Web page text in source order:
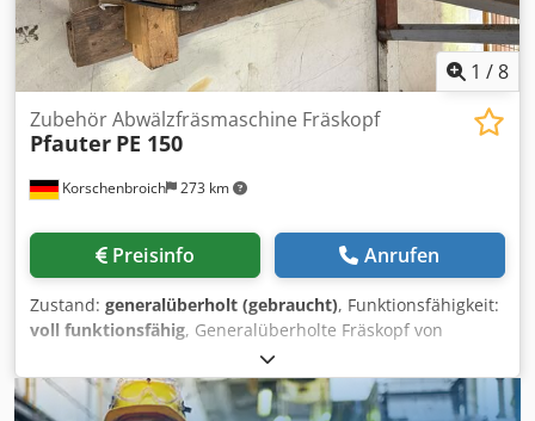
1 /8
Korschenbroich 273 km
Zubehör Abwälzfräsmaschine Fräskopf
Pfauter PE 150
Preisinfo Anrufen
Zustand: generalüberholt (gebraucht), Funktionsfähigkeit:
voll funktionsfähig, Generalüberholte Fräskopf von
Pfauter PE150 Dkedpfxjzr Hc To Adljr